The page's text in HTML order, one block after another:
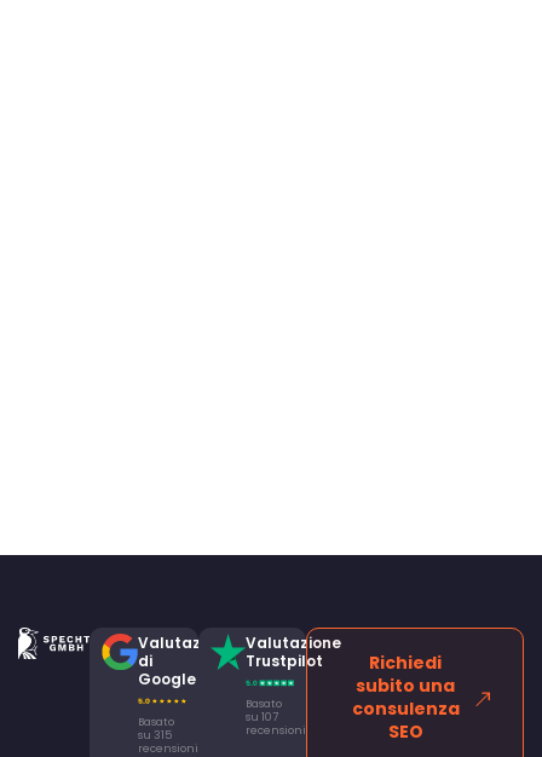
Valutazione
di
Google
Basato
su 315
recensioni
Valutazione
Trustpilot
Basato
su 107
recensioni
Richiedi
subito una
consulenza
SEO